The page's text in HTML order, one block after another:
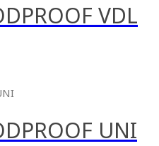
VDL
UNI